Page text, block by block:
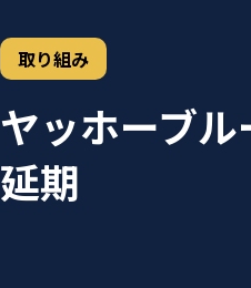
取り組み
ヤッホーブ
延期